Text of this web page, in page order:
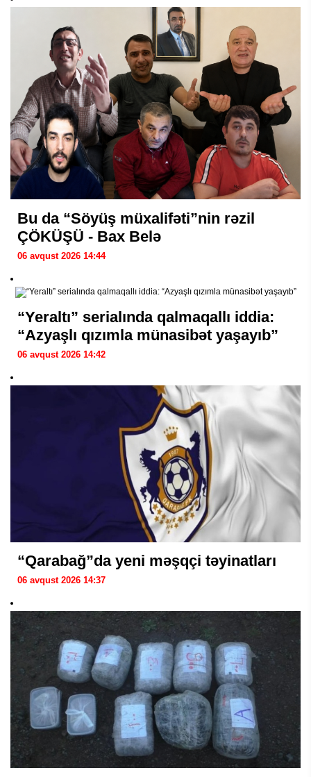
Bu da “Söyüş müxalifəti”nin rəzil
ÇÖKÜŞÜ - Bax Belə
06 avqust 2026 14:44
“Yeraltı” serialında qalmaqallı iddia:
“Azyaşlı qızımla münasibət yaşayıb”
06 avqust 2026 14:42
“Qarabağ”da yeni məşqçi təyinatları
06 avqust 2026 14:37